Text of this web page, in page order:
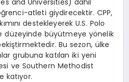
atleti giydirecektir. CPP,
destekleyerek U.S. Polo
düzeyinde büyütmeye yönelik
Bu sezon, ülke
grubuna katılan iki yeni
ve Southern Methodist
katıyor.